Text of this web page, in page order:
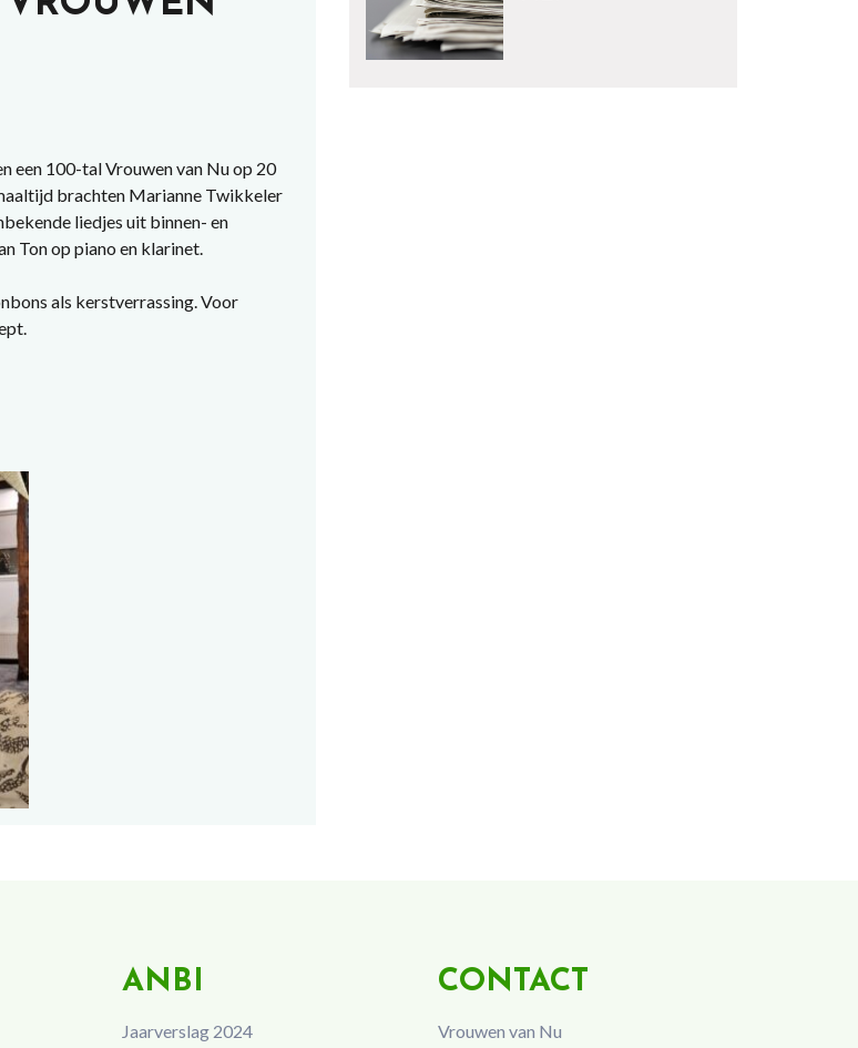
een 100-tal Vrouwen van Nu op 20
brachten Marianne Twikkeler
liedjes uit binnen- en
Ton op piano en klarinet.
als kerstverrassing. Voor
ANBI
Jaarverslag 2024
CONTACT
Vrouwen van Nu